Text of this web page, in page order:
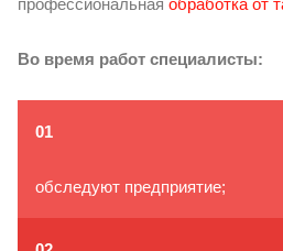
Во время работ специалисты:
01
обследуют предприятие;